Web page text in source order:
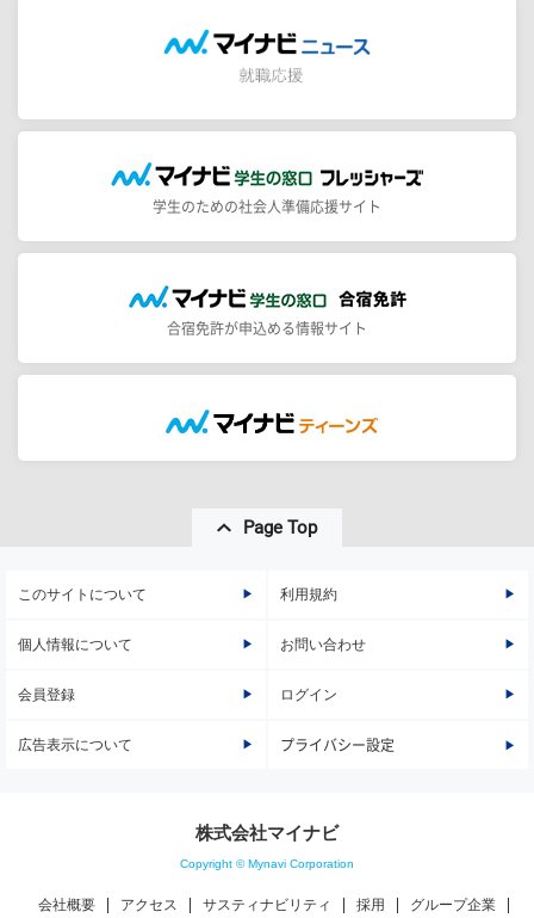
学生のための社会人準備応援サイト
合宿免許が申込める情報サイト
Page Top
このサイトについて 利用規約
個人情報について お問い合わせ
会員登録 ログイン
広告表示について プライバシー設定
株式会社マイナビ
Copyright © Mynavi Corporation
会社概要 アクセス サスティナビリティ 採用 グループ企業